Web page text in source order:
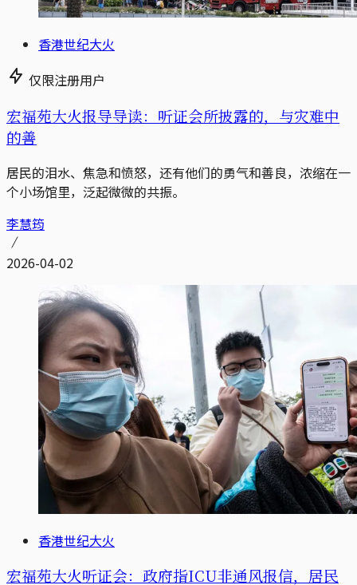
香港世纪大火
仅限注册用户
宏福苑大火报导导读：听证会所披露的，与灾难中
的善
居民的泪水、焦急和愤怒，还有他们的勇气和善良，浓缩在一
个小场馆里，泛起微微的共振。
李慧筠
2026-04-02
香港世纪大火
宏福苑大火听证会：政府指ICU非通风报信，居民